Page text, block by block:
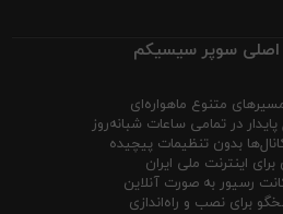
اصلی سوپر سیسیکم
متنوع ماهواره‌ای
در تمامی ساعات شبانه‌روز
بدون تنظیمات پیچیده
اینترنت ملی ایران
رسیور به صورت آنلاین
برای نصب و راه‌اندازی